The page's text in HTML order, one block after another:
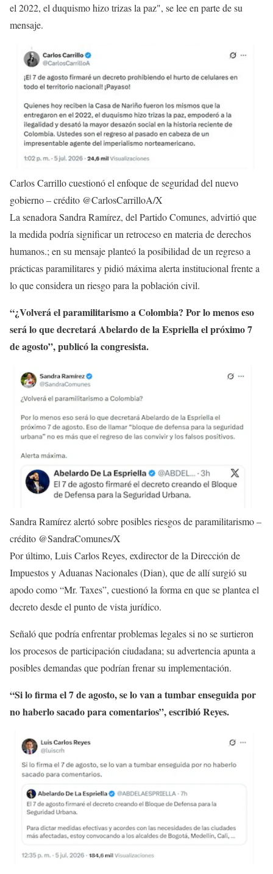
el 2022, el duquismo hizo trizas la paz", se lee en parte de su
mensaje.
Carlos Carrillo cuestionó el enfoque de seguridad del nuevo
gobierno – crédito @CarlosCarrilloA/X
La senadora Sandra Ramírez, del Partido Comunes, advirtió que
la medida podría significar un retroceso en materia de derechos
humanos.; en su mensaje planteó la posibilidad de un regreso a
prácticas paramilitares y pidió máxima alerta institucional frente a
lo que considera un riesgo para la población civil.
“¿Volverá el paramilitarismo a Colombia? Por lo menos eso
será lo que decretará Abelardo de la Espriella el próximo 7
de agosto”, publicó la congresista.
Sandra Ramírez alertó sobre posibles riesgos de paramilitarismo –
crédito @SandraComunes/X
Por último, Luis Carlos Reyes, exdirector de la Dirección de
Impuestos y Aduanas Nacionales (Dian), que de allí surgió su
apodo como “Mr. Taxes”, cuestionó la forma en que se plantea el
decreto desde el punto de vista jurídico.
Señaló que podría enfrentar problemas legales si no se surtieron
los procesos de participación ciudadana; su advertencia apunta a
posibles demandas que podrían frenar su implementación.
“Si lo firma el 7 de agosto, se lo van a tumbar enseguida por
no haberlo sacado para comentarios”, escribió Reyes.